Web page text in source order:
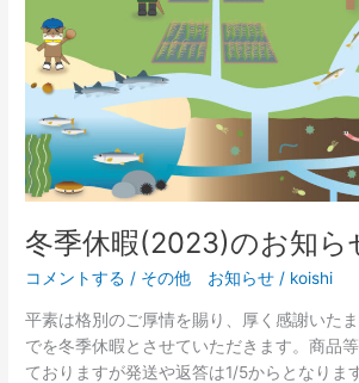
冬季休暇(2023)のお知ら
コメントする / その他 お知らせ / koishi
平素は格別のご厚情を賜り、厚く感謝いた
でを冬季休暇とさせていただきます。商品
ておりますが発送や返答は1/5からとなりま
お
知
ら